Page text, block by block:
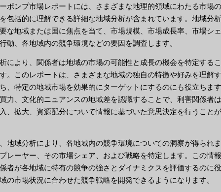
ポンプ市場レポートには、さまざまな地理的領域にわたる市場
包括的に理解できる詳細な地域分析が含まれています。地域分
な地域または国に焦点を当て、市場規模、市場成長率、市場シ
動、各地域内の競争環境などの要因を調査します。
により、関係者は地域の市場の可能性と成長の機会を特定する
。このレポートは、さまざまな地域の独自の特徴や好みを理解
、特定の地域市場を効果的にターゲットにするのにも役立ちま
力、文化的ニュアンスの地域差を認識することで、利害関係者
、拡大、資源配分について情報に基づいた意思決定を行うこと
地域分析により、各地域内の競争環境についての洞察が得られ
レーヤー、その市場シェア、および戦略を特定します。この情
者が各地域に特有の競争の強さとダイナミクスを評価するのに
の市場状況に合わせた競争戦略を開発できるようになります。